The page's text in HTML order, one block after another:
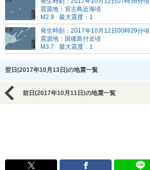
震源地：宮古島近海頃
M2.9
最大震度：1
発生時刻：2017年10月12日00時29分頃
震源地：国後島付近頃
M3.7
最大震度：1
翌日(2017年10月13日)の地震一覧
前日(2017年10月11日)の地震一覧